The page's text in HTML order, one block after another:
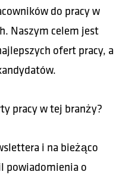
do pracy w
Naszym celem jest
ofert pracy, a
pracy w tej branży?
i na bieżąco
powiadomienia o